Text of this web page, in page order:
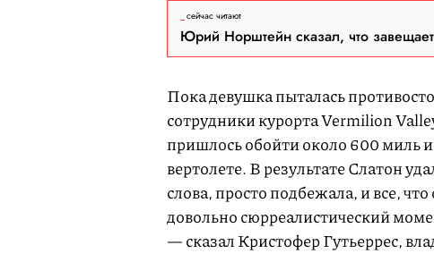
сейчас читают
Юрий Норштейн сказал, что
Пока девушка пыталась
сотрудники курорта Vermilion
пришлось обойти около 600 миль
вертолете. В результате Слатон
слова, просто подбежала, и все,
довольно сюрреалистический
— сказал Кристофер Гутьеррес,